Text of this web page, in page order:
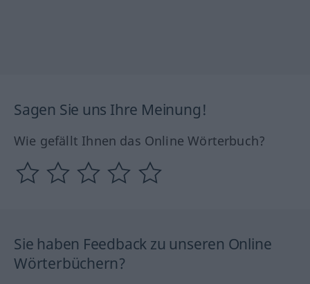
Sagen Sie uns Ihre Meinung!
Wie gefällt Ihnen das Online Wörterbuch?
Sie haben Feedback zu unseren Online
Wörterbüchern?